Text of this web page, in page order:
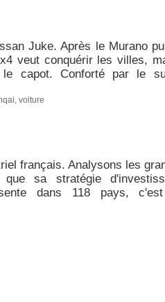
Juke. Après le Murano
veut conquérir les villes,
capot. Conforté par le
, voiture
français. Analysons les
sa stratégie
dans 118 pays,